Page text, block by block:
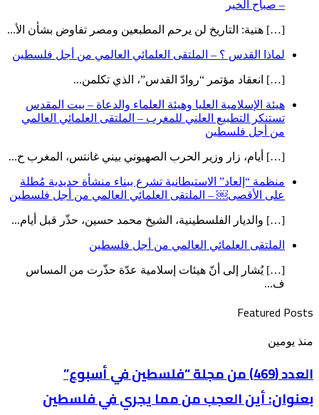
– صباح الخير
[…] هنية: التاريخ لن يرحم المطبعين ومصر تفاوض بشأن الأ...
لماذا القدس ؟ – الملتقى العلمائي العالمي من أجل فلسطين
[…] انعقاد مؤتمر “روادّ القدس”، الذي تكلمن...
هيئة الإسلامية العليا وهيئة العلماء والدعاة – بيت المقدس
تستنكر التطبيع العلني للمغرب – الملتقى العلمائي العالمي
من أجل فلسطين
[…] أيام، زار وزير الحرب الصهيوني بيني غانتس، المغرب ح...
منظمة “إلعاد” الاستيطانية تشرع ببناء منشأة حديدية مُطلة
على الأقصى￼ – الملتقى العلمائي العالمي من أجل فلسطين
[…] والديار الفلسطينية، الشيخ محمد حسين، حذّر قبل أيام...
الملتقى العلمائي العالمي من أجل فلسطين
[…] يُشار إلى أنّ هيئات إسلامية عدّة حذّرت من المساس
ف...
Featured Posts
العدد
من
مجلة
“فلسطين
في
منذ يومين
العدد (469) من مجلة “فلسطين في أسبوع”
بعنوان: أين العجب من مما يجري في فلسطين